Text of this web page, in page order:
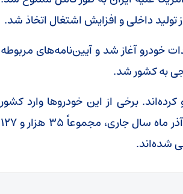
تولید داخلی و افزایش اشتغال اتخاذ شد.
۱۴۰۱، روند پیگیری واردات خودرو آغاز شد و آیین‌نامه‌های مربوطه
به کشور شد.
برخی از این خودروها وارد کشور
شده‌اند و برخی دیگر نیز در فرآیند واردات هستند. تا پایان آذر ماه سال جاری، مجموعاً ۳۵ هزار و ۱۲۷
شده‌اند.